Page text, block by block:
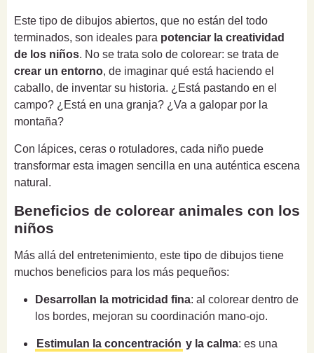
Este tipo de dibujos abiertos, que no están del todo
terminados, son ideales para potenciar la creatividad
de los niños. No se trata solo de colorear: se trata de
crear un entorno, de imaginar qué está haciendo el
caballo, de inventar su historia. ¿Está pastando en el
campo? ¿Está en una granja? ¿Va a galopar por la
montaña?
Con lápices, ceras o rotuladores, cada niño puede
transformar esta imagen sencilla en una auténtica escena
natural.
Beneficios de colorear animales con los
niños
Más allá del entretenimiento, este tipo de dibujos tiene
muchos beneficios para los más pequeños:
Desarrollan la motricidad fina: al colorear dentro de
los bordes, mejoran su coordinación mano-ojo.
Estimulan la concentración y la calma: es una